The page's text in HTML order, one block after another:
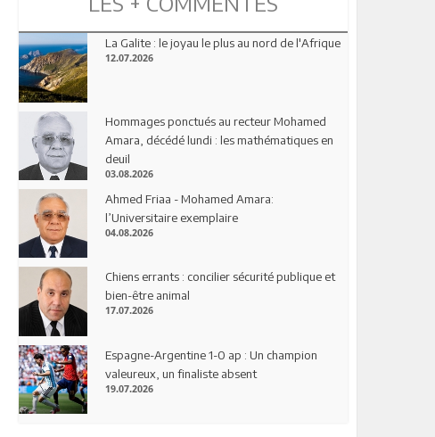
La Galite : le joyau le plus au nord de l'Afrique
12.07.2026
Hommages ponctués au recteur Mohamed
Amara, décédé lundi : les mathématiques en
deuil
03.08.2026
Ahmed Friaa - Mohamed Amara:
l’Universitaire exemplaire
04.08.2026
Chiens errants : concilier sécurité publique et
bien-être animal
17.07.2026
Espagne-Argentine 1-0 ap : Un champion
valeureux, un finaliste absent
19.07.2026